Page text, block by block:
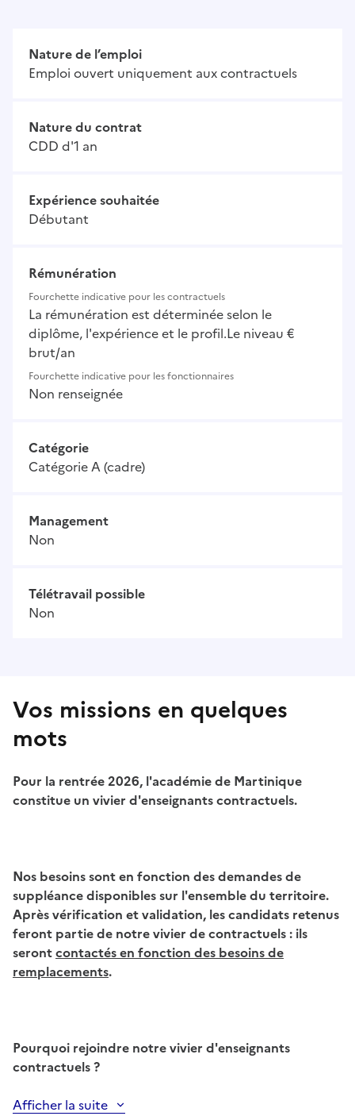
Nature de l’emploi
Emploi ouvert uniquement aux contractuels
Nature du contrat
CDD d'1 an
Expérience souhaitée
Débutant
Rémunération
Fourchette indicative pour les contractuels
La rémunération est déterminée selon le
diplôme, l'expérience et le profil.Le niveau €
brut/an
Fourchette indicative pour les fonctionnaires
Non renseignée
Catégorie
Catégorie A (cadre)
Management
Non
Télétravail possible
Non
Vos missions en quelques
mots
Pour la rentrée 2026, l'académie de Martinique
constitue un vivier d'enseignants contractuels.
Nos besoins sont en fonction des demandes de
suppléance disponibles sur l'ensemble du territoire.
Après vérification et validation, les candidats retenus
feront partie de notre vivier de contractuels : ils
serontcontactés en fonction des besoins de
remplacements.
Pourquoi rejoindre notre vivier d'enseignants
contractuels ?
Afficher la suite